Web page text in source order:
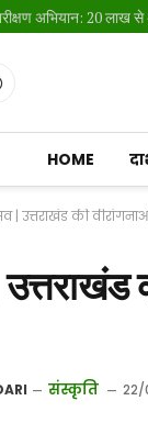
HOME
| उत्तराखंड की
संस्कृति 22/